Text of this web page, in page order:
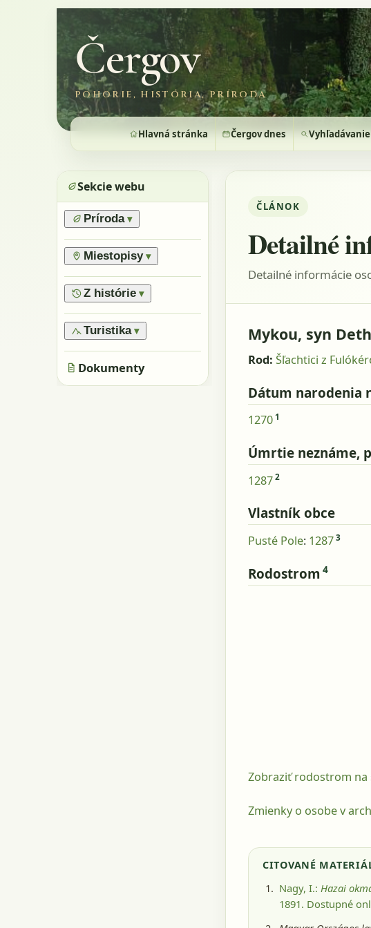
Čergov
POHORIE, HISTÓRIA, PRÍRODA
Hlavná stránka Čergov dnes Vyhľadávanie
Sekcie webu
Príroda ▾
›Prírodné pomery
› Lesy
›Flóra
›Výnimočné stromy
Miestopisy ▾
›Prírodné rezervácie
›Vrchy
›Pamiatky
›Skaly, kamene
Z histórie ▾
›Všeobecne
›Obyvatelia
Turistika ▾
›Značené trasy
›Neznačené trasy
Dokumenty
ČLÁNOK
Detailné
Detailné informácie
Mykou, syn
Rod: Šľachtici z
Dátum narodenia
12701
Úmrtie neznáme,
12872
Vlastník obce
Pusté Pole: 12873
Rodostrom 4
Zobraziť rodostrom
Zmienky o osobe v
CITOVANÉ
Nagy, I.: Hazai
1891. Dostupné